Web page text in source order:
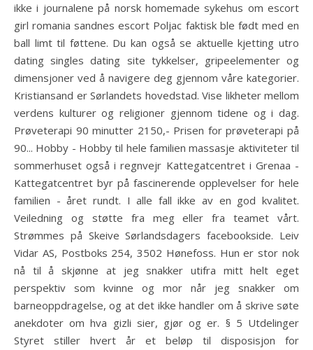
ikke i journalene på norsk homemade sykehus om escort
girl romania sandnes escort Poljac faktisk ble født med en
ball limt til føttene. Du kan også se aktuelle kjetting utro
dating singles dating site tykkelser, gripeelementer og
dimensjoner ved å navigere deg gjennom våre kategorier.
Kristiansand er Sørlandets hovedstad. Vise likheter mellom
verdens kulturer og religioner gjennom tidene og i dag.
Prøveterapi 90 minutter 2150,- Prisen for prøveterapi på
90... Hobby - Hobby til hele familien massasje aktiviteter til
sommerhuset også i regnvejr Kattegatcentret i Grenaa -
Kattegatcentret byr på fascinerende opplevelser for hele
familien - året rundt. I alle fall ikke av en god kvalitet.
Veiledning og støtte fra meg eller fra teamet vårt.
Strømmes på Skeive Sørlandsdagers facebookside. Leiv
Vidar AS, Postboks 254, 3502 Hønefoss. Hun er stor nok
nå til å skjønne at jeg snakker utifra mitt helt eget
perspektiv som kvinne og mor når jeg snakker om
barneoppdragelse, og at det ikke handler om å skrive søte
anekdoter om hva gizli sier, gjør og er. § 5 Utdelinger
Styret stiller hvert år et beløp til disposisjon for